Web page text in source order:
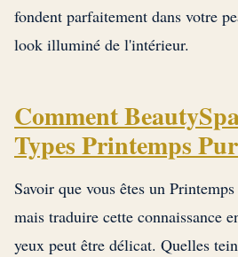
fondent parfaitement dans votre
look illuminé de l'intérieur.
Comment
Types Printemps Pur
Savoir que vous êtes un
mais traduire cette connaissance
yeux peut être délicat. Quelles